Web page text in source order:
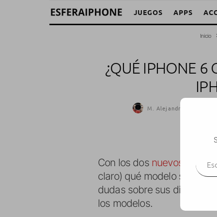
JUEGOS APPS
Inicio
¿QUÉ IPHONE 6
M. Alejandro W. García
Con los dos nuevos
claro) qué modelo será el
dudas sobre sus
los modelos.